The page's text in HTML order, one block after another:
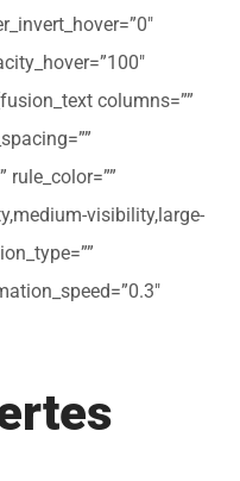
columns=””
rule_color=””
visibility,large-